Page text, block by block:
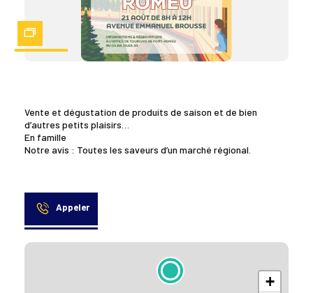
Zoom
Vente et dégustation de produits de saison et de bien
d’autres petits plaisirs…
En famille
Notre avis : Toutes les saveurs d’un marché régional.
Appeler
+